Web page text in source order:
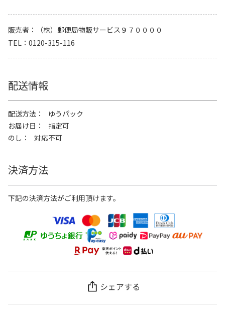
販売者
（株）郵便局物販サービス９７００００
TEL
0120-315-116
配送情報
配送方法
ゆうパック
お届け日
指定可
のし
対応不可
決済方法
下記の決済方法がご利用頂けます。
シェアする